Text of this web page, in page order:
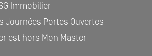
Immobilier
Journées Portes Ouvertes
est hors Mon Master